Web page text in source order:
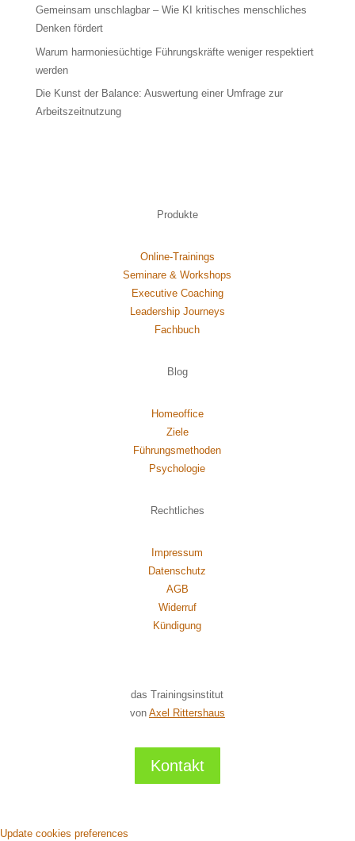
Gemeinsam unschlagbar – Wie KI kritisches menschliches
Denken fördert
Warum harmoniesüchtige Führungskräfte weniger respektiert
werden
Die Kunst der Balance: Auswertung einer Umfrage zur
Arbeitszeitnutzung
Produkte
Online-Trainings
Seminare & Workshops
Executive Coaching
Leadership Journeys
Fachbuch
Blog
Homeoffice
Ziele
Führungsmethoden
Psychologie
Rechtliches
Impressum
Datenschutz
AGB
Widerruf
Kündigung
das Trainingsinstitut
von Axel Rittershaus
Kontakt
Update cookies preferences